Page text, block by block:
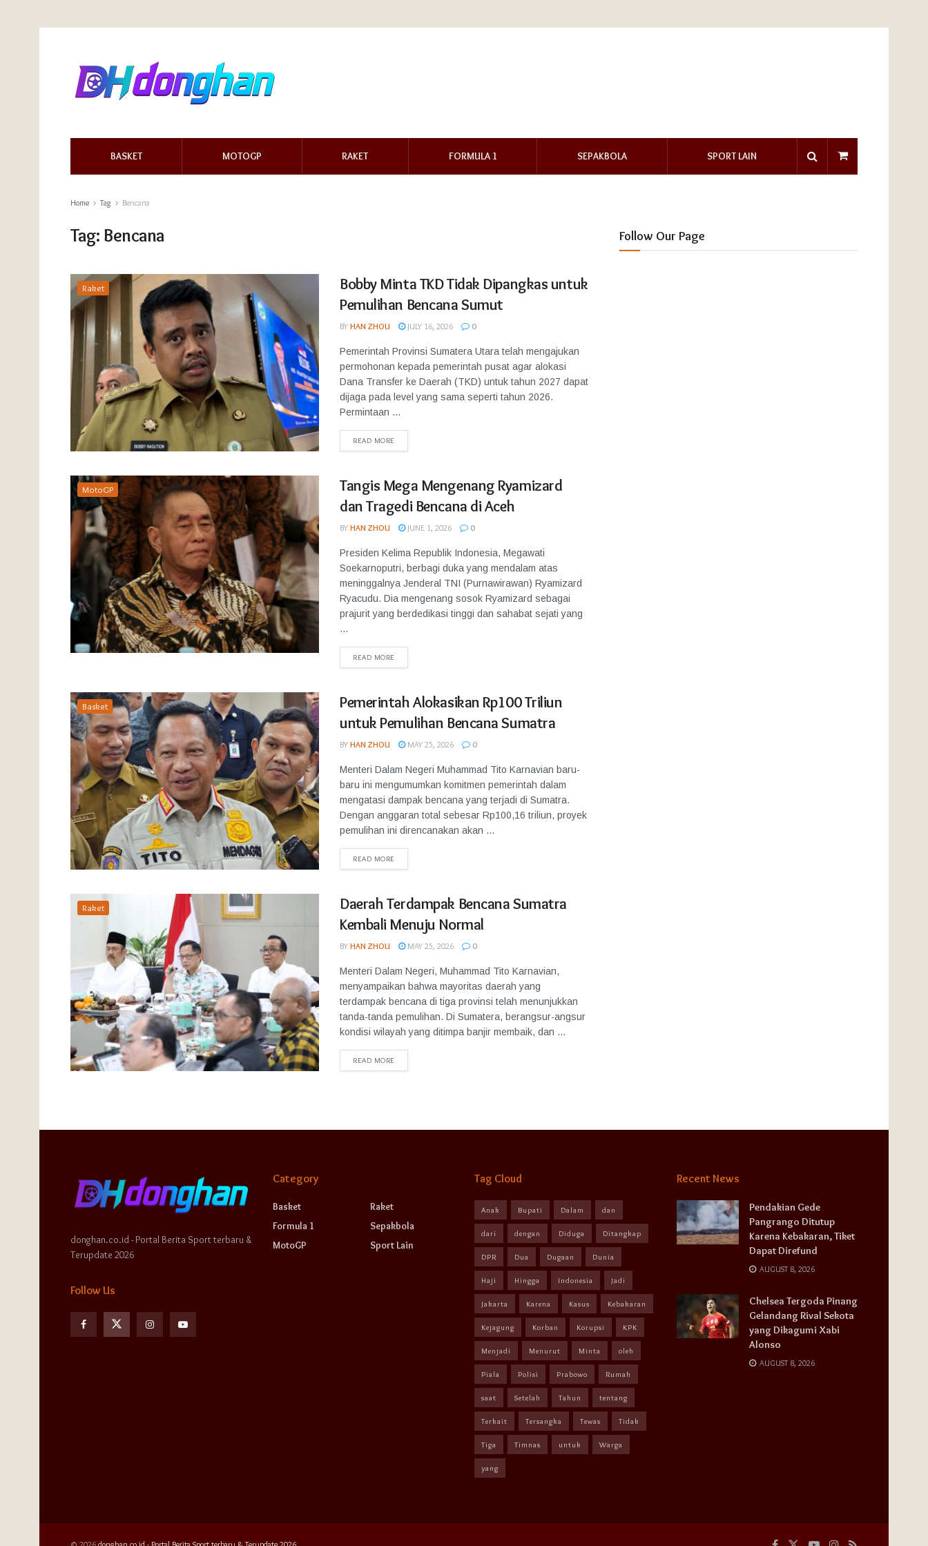
BASKET MOTOGP RAKET FORMULA 1 SEPAKBOLA SPORT LAIN
Home Tag Bencana
Tag: Bencana
Raket
Bobby Minta TKD Tidak Dipangkas untuk
Pemulihan Bencana Sumut
BY HAN ZHOU JULY 16, 2026 0
Pemerintah Provinsi Sumatera Utara telah mengajukan
permohonan kepada pemerintah pusat agar alokasi
Dana Transfer ke Daerah (TKD) untuk tahun 2027 dapat
dijaga pada level yang sama seperti tahun 2026.
Permintaan ...
READ MORE
MotoGP
Tangis Mega Mengenang Ryamizard
dan Tragedi Bencana di Aceh
BY HAN ZHOU JUNE 1, 2026 0
Presiden Kelima Republik Indonesia, Megawati
Soekarnoputri, berbagi duka yang mendalam atas
meninggalnya Jenderal TNI (Purnawirawan) Ryamizard
Ryacudu. Dia mengenang sosok Ryamizard sebagai
prajurit yang berdedikasi tinggi dan sahabat sejati yang
...
READ MORE
Basket
Pemerintah Alokasikan Rp100 Triliun
untuk Pemulihan Bencana Sumatra
BY HAN ZHOU MAY 25, 2026 0
Menteri Dalam Negeri Muhammad Tito Karnavian baru-
baru ini mengumumkan komitmen pemerintah dalam
mengatasi dampak bencana yang terjadi di Sumatra.
Dengan anggaran total sebesar Rp100,16 triliun, proyek
pemulihan ini direncanakan akan ...
READ MORE
Raket
Daerah Terdampak Bencana Sumatra
Kembali Menuju Normal
BY HAN ZHOU MAY 25, 2026 0
Menteri Dalam Negeri, Muhammad Tito Karnavian,
menyampaikan bahwa mayoritas daerah yang
terdampak bencana di tiga provinsi telah menunjukkan
tanda-tanda pemulihan. Di Sumatera, berangsur-angsur
kondisi wilayah yang ditimpa banjir membaik, dan ...
READ MORE
Follow Our Page
donghan.co.id - Portal Berita Sport terbaru &
Terupdate 2026
Follow Us
Category
Basket
Formula 1
MotoGP
Raket
Sepakbola
Sport Lain
Tag Cloud
Anak Bupati Dalam dan
dari dengan Diduga Ditangkap
DPR Dua Dugaan Dunia
Haji Hingga Indonesia Jadi
Jakarta Karena Kasus Kebakaran
Kejagung Korban Korupsi KPK
Menjadi Menurut Minta oleh
Piala Polisi Prabowo Rumah
saat Setelah Tahun tentang
Terkait Tersangka Tewas Tidak
Tiga Timnas untuk Warga
yang
Recent News
Pendakian Gede
Pangrango Ditutup
Karena Kebakaran, Tiket
Dapat Direfund
AUGUST 8, 2026
Chelsea Tergoda Pinang
Gelandang Rival Sekota
yang Dikagumi Xabi
Alonso
AUGUST 8, 2026